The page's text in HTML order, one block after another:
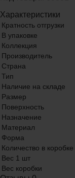
Характеристики
Кратность отгрузки
В упаковке
Коллекция
Производитель
Страна
Тип
Наличие на складе
Размер
Поверхность
Назначение
Материал
Форма
Количество в коробке
Вес 1 шт
Вес коробки